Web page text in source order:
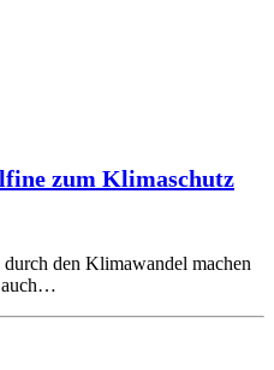
zum Klimaschutz
den Klimawandel machen
auch…